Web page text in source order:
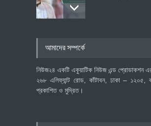
আমাদের সম্পর্কে
নিউজ২৪ একটি একুয়াটিক নিউজ এন্ড প্রোডাকশন
২৬৮ এলিফ্যান্ট রোড, কাঁটাবন, ঢাকা – ১২০৫,
প্রকাশিত ও মুদ্রিত।